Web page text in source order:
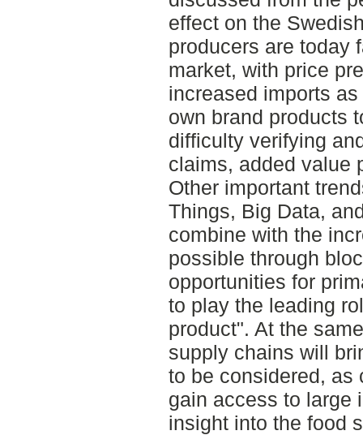
effect on the
producers are today
market, with price
increased imports
own brand products
difficulty verifying
claims, added value
Other important
Things, Big Data,
combine with the
possible through
opportunities for
to play the leading
product". At the
supply chains will
to be considered, as
gain access to large
insight into the food